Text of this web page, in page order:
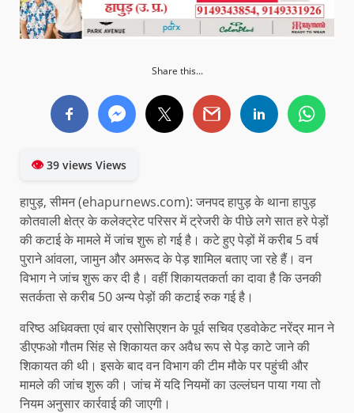
Share this...
👁39 views Views
हापुड़, सीमन (ehapurnews.com): जनपद हापुड़ के थाना हापुड़
कोतवाली क्षेत्र के कलेक्ट्रेट परिसर में ट्रेजरी के पीछे लगे सात हरे पेड़ों
की कटाई के मामले में जांच शुरू हो गई है। कटे हुए पेड़ों में करीब 5 वर्ष
पुराने आंवला, जामुन और अमरूद के पेड़ शामिल बताए जा रहे हैं। वन
विभाग ने जांच शुरू कर दी है। वहीं शिकायतकर्ता का दावा है कि उनकी
सतर्कता से करीब 50 अन्य पेड़ों की कटाई रुक गई है।
वरिष्ठ अधिवक्ता एवं बार एसोसिएशन के पूर्व सचिव एडवोकेट नरेंद्र मान ने
डीएफओ गौतम सिंह से शिकायत कर अवैध रूप से पेड़ काटे जाने की
शिकायत की थी। इसके बाद वन विभाग की टीम मौके पर पहुंची और
मामले की जांच शुरू की। जांच में यदि नियमों का उल्लंघन पाया गया तो
नियम अनुसार कार्रवाई की जाएगी।